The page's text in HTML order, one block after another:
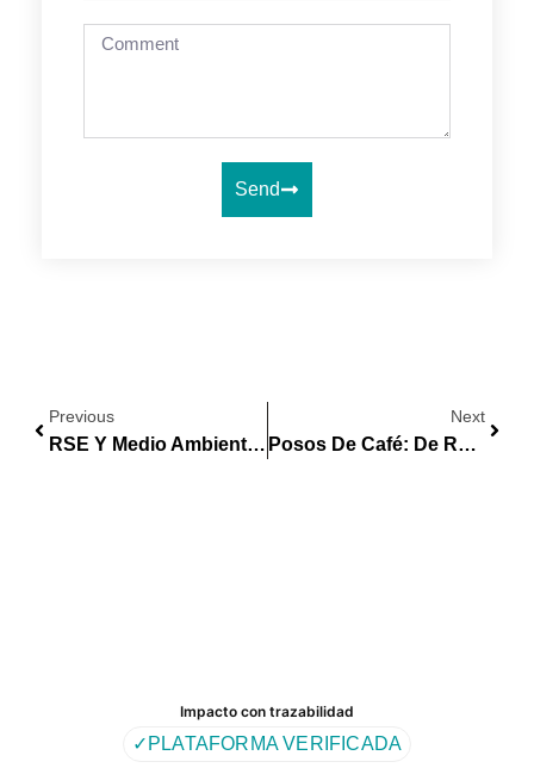
Send
Previous
RSE Y Medio Ambiente: El Compromiso De Las Empresas Con Un Futuro Sostenible
Next
Posos De Café: De Residuo A Recurso En La Economía Circular
Impacto con trazabilidad
✓ PLATAFORMA VERIFICADA